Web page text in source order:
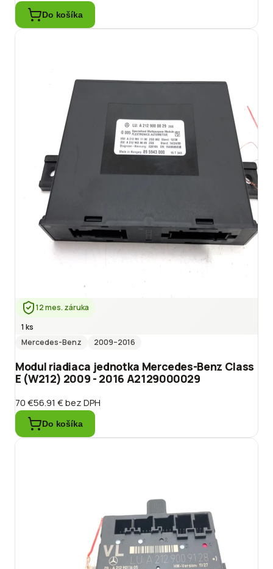
Do košíka
12 mes. záruka
1 ks
Mercedes-Benz
2009–2016
Modul riadiaca jednotka Mercedes-Benz Class
E (W212) 2009 - 2016 A2129000029
70 €56.91 €bez DPH
Do košíka